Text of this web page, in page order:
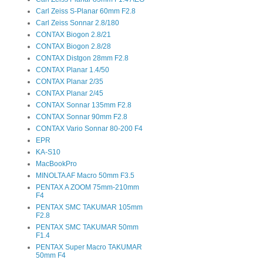
Carl Zeiss S-Planar 60mm F2.8
Carl Zeiss Sonnar 2.8/180
CONTAX Biogon 2.8/21
CONTAX Biogon 2.8/28
CONTAX Distgon 28mm F2.8
CONTAX Planar 1.4/50
CONTAX Planar 2/35
CONTAX Planar 2/45
CONTAX Sonnar 135mm F2.8
CONTAX Sonnar 90mm F2.8
CONTAX Vario Sonnar 80-200 F4
EPR
KA-S10
MacBookPro
MINOLTA AF Macro 50mm F3.5
PENTAX A ZOOM 75mm-210mm
F4
PENTAX SMC TAKUMAR 105mm
F2.8
PENTAX SMC TAKUMAR 50mm
F1.4
PENTAX Super Macro TAKUMAR
50mm F4